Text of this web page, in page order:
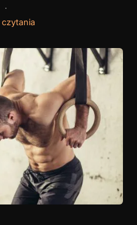
·